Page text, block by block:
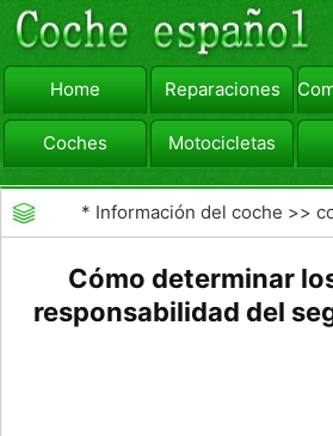
Home Reparaciones
Coches Motocicletas
viajar Camiones
* Información del coche >>
automóviles
Cómo determinar
responsabilidad del